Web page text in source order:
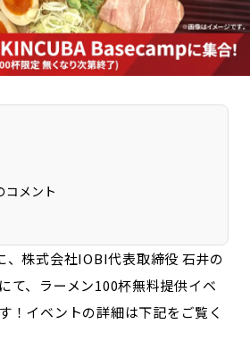
岐阜エリア
愛知エリア
滋賀エリア
徳島エリア
愛媛エリア
福岡エリア
コメント
、株式会社IOBI代表取締役 石井の
て、ラーメン100杯無料提供イベ
！イベントの詳細は下記をご覧く